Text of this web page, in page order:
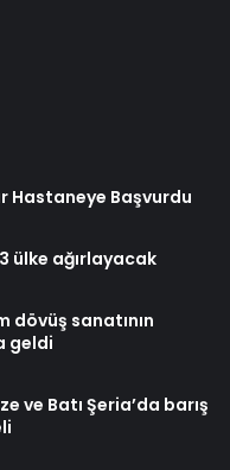
Hastaneye Başvurdu
ülke ağırlayacak
dövüş sanatının
geldi
ve Batı Şeria’da barış